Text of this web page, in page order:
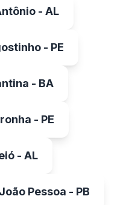
- AL
- PE
- BA
- PE
- AL
João Pessoa - PB